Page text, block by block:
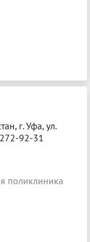
г. Уфа, ул.
92-31
поликлиника